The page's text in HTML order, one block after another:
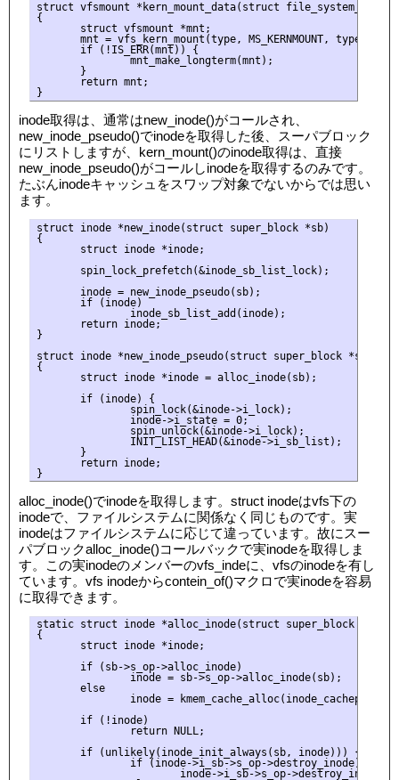
struct vfsmount *kern_mount_data(struct file_system_type
{
       struct vfsmount *mnt;
mnt = vfs_kern_mount(type, MS_KERNMOUNT, type-
       if (!IS_ERR(mnt)) {
               mnt_make_longterm(mnt);
       }
       return mnt;
inode取得は、通常はnew_inode()がコールされ、
new_inode_pseudo()でinodeを取得した後、スーパブロック
にリストしますが、kern_mount()のinode取得は、直接
new_inode_pseudo()がコールしinodeを取得するのみです。
たぶんinodeキャッシュをスワップ対象でないからでは思い
ます。
struct inode *new_inode(struct super_block *sb)
{
       struct inode *inode;
       spin_lock_prefetch(&inode_sb_list_lock);
       inode = new_inode_pseudo(sb);
       if (inode)
               inode_sb_list_add(inode);
       return inode;
}
struct inode *new_inode_pseudo(struct super_block *sb)
{
       struct inode *inode = alloc_inode(sb);
       if (inode) {
               spin_lock(&inode->i_lock);
               inode->i_state = 0;
               spin_unlock(&inode->i_lock);
               INIT_LIST_HEAD(&inode->i_sb_list);
       }
       return inode;
alloc_inode()でinodeを取得します。struct inodeはvfs下の
inodeで、ファイルシステムに関係なく同じものです。実
inodeはファイルシステムに応じて違っています。故にスー
パブロックalloc_inode()コールバックで実inodeを取得しま
す。この実inodeのメンバーのvfs_indeに、vfsのinodeを有し
ています。vfs inodeからcontein_of()マクロで実inodeを容易
に取得できます。
static struct inode *alloc_inode(struct super_block *sb)
{
       struct inode *inode;
       if (sb->s_op->alloc_inode)
               inode = sb->s_op->alloc_inode(sb);
       else
inode = kmem_cache_alloc(inode_cachep,
       if (!inode)
               return NULL;
       if (unlikely(inode_init_always(sb, inode))) {
               if (inode->i_sb->s_op->destroy_inode)
inode->i_sb->s_op-